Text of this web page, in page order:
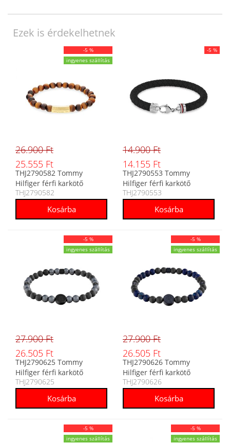
Ezek is érdekelhetnek
-5 %
ingyenes szállítás
26.900 Ft
25.555 Ft
THJ2790582 Tommy
Hilfiger férfi karkötő
THJ2790582
-5 %
14.900 Ft
14.155 Ft
THJ2790553 Tommy
Hilfiger férfi karkötő
THJ2790553
-5 %
ingyenes szállítás
27.900 Ft
26.505 Ft
THJ2790625 Tommy
Hilfiger férfi karkötő
THJ2790625
-5 %
ingyenes szállítás
27.900 Ft
26.505 Ft
THJ2790626 Tommy
Hilfiger férfi karkötő
THJ2790626
-5 %
ingyenes szállítás
-5 %
ingyenes szállítás